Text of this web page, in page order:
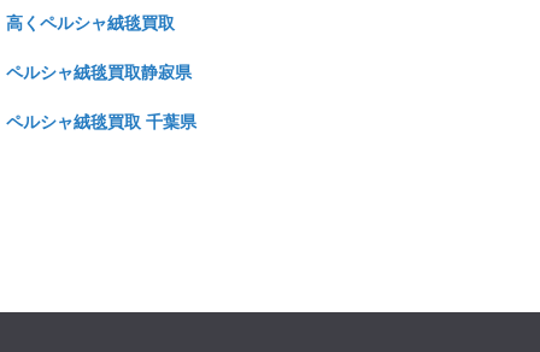
高くペルシャ絨毯買取
ペルシャ絨毯買取静寂県
ペルシャ絨毯買取 千葉県